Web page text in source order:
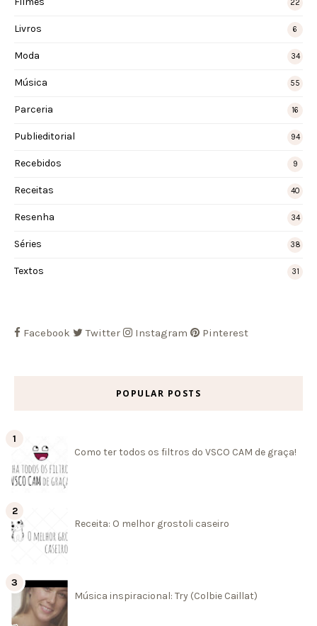
22
Livros 6
Moda 34
Música 55
Parceria 16
Publieditorial 94
Recebidos 9
Receitas 40
Resenha 34
Séries 38
Textos 31
Facebook Twitter Instagram Pinterest
POPULAR POSTS
Como ter todos os filtros do VSCO CAM de graça!
Receita: O melhor grostoli caseiro
Música inspiracional: Try (Colbie Caillat)